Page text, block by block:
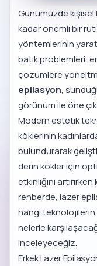
Günümüzde kişisel
kadar önemli bir
yöntemlerinin
batık problemleri,
çözümlere
epilasyon,
görünüm ile öne
Modern estetik
köklerinin
bulundurarak
derin kökler için
etkinliğini
rehberde, lazer
hangi teknolojilerin
nelerle
inceleyeceğiz.
Erkek Lazer